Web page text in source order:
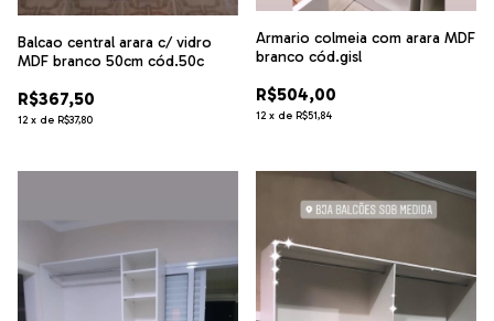
Balcao central arara c/ vidro
MDF branco 50cm cód.50c
R$367,50
12 x de R$37,80
Armario colmeia com arara MDF
branco cód.gisl
R$504,00
12 x de R$51,84